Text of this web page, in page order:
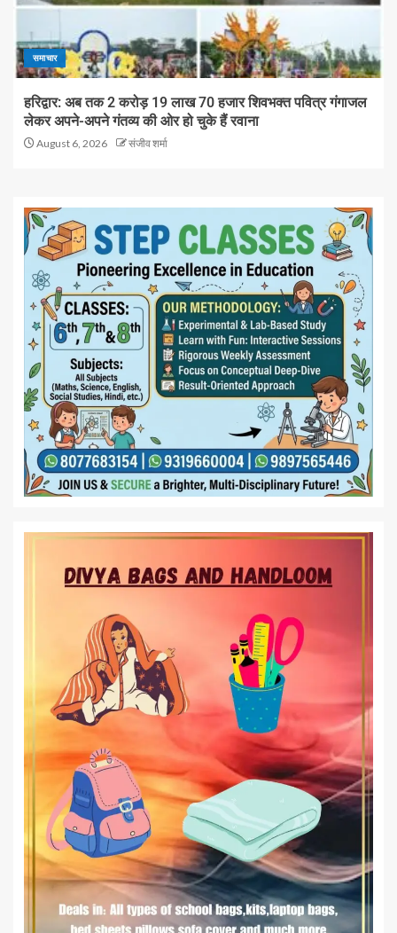
समाचार
हरिद्वार: अब तक 2 करोड़ 19 लाख 70 हजार शिवभक्त पवित्र गंगाजल
लेकर अपने-अपने गंतव्य की ओर हो चुके हैं रवाना
August 6, 2026 संजीव शर्मा